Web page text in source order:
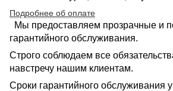
Подробнее об оплате
Мы предоставляем прозрачные и
гарантийного обслуживания.
Строго соблюдаем все
навстречу нашим клиентам.
Сроки гарантийного обслуживания